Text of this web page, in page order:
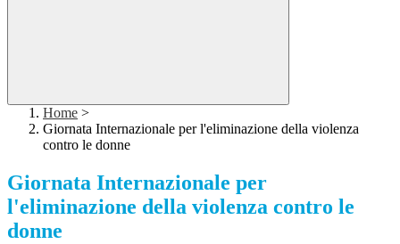
Home >
Giornata Internazionale per l'eliminazione della violenza
contro le donne
Giornata Internazionale per
l'eliminazione della violenza contro le
donne